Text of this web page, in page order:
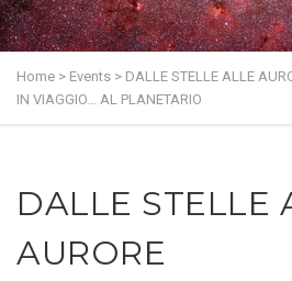
Home > Events > DALLE STELLE ALLE
IN VIAGGIO… AL PLANETARIO
DALLE STELLE
AURORE